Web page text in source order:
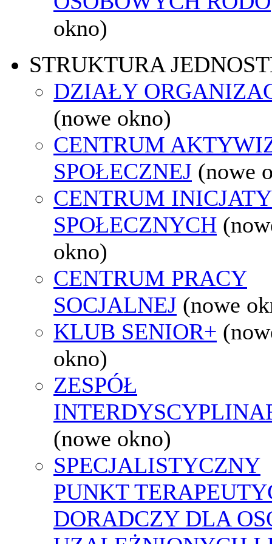
okno)
STRUKTURA
DZIAŁY
(nowe okno)
CENTRUM
SPOŁECZNEJ (nowe
CENTRUM
SPOŁECZNYCH
okno)
CENTRUM PRACY
SOCJALNEJ (nowe
KLUB SENIOR+
okno)
ZESPÓŁ
(nowe okno)
SPECJALISTYCZNY
PUNKT
DORADCZY DLA